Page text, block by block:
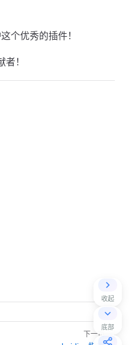
收起
底部
个优秀的插件！
！
下一页